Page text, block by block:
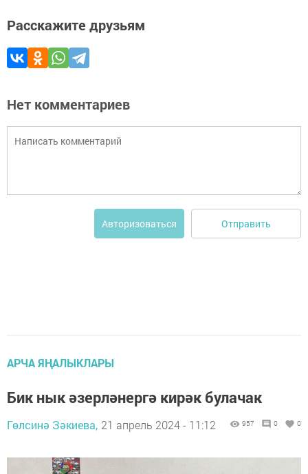
Расскажите друзьям
Нет комментариев
Авторизоваться Отправить
АРЧА ЯҢАЛЫКЛАРЫ
Бик нык әзерләнергә кирәк булачак
Гөлсинә Зәкиева, 21 апрель 2024 - 11:12 957 0 0